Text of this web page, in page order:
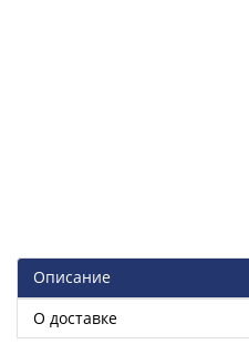
Описание
О доставке